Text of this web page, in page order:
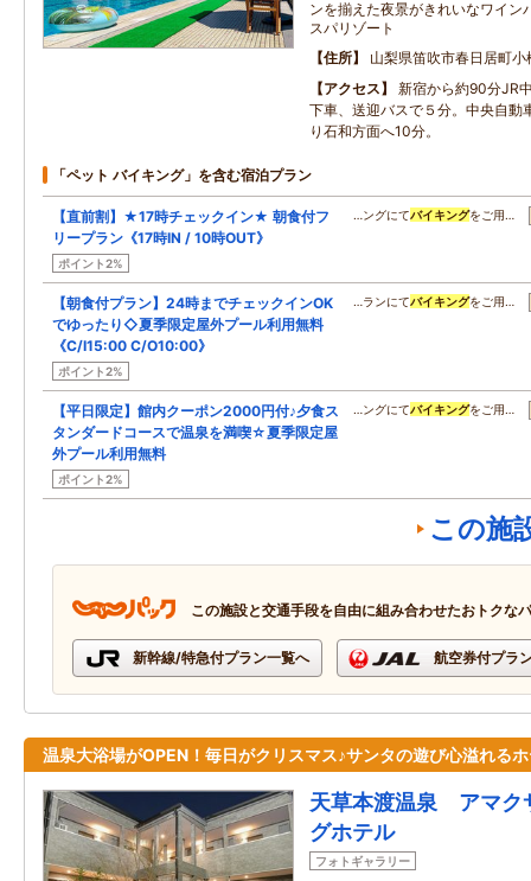
ンを揃えた夜景がきれいなワイン
スパリゾート
住所
山梨県笛吹市春日居町小
アクセス
新宿から約90分JR
下車、送迎バスで５分。中央自動
り石和方面へ10分。
「ペット バイキング」を含む宿泊プラン
【直前割】★17時チェックイン★ 朝食付フ
リープラン《17時IN / 10時OUT》
ポイント2%
…ングにてバイキングをご用…
【朝食付プラン】24時までチェックインOK
でゆったり◇夏季限定屋外プール利用無料
《C/I15:00 C/O10:00》
ポイント2%
…ランにてバイキングをご用…
【平日限定】館内クーポン2000円付♪夕食ス
タンダードコースで温泉を満喫☆夏季限定屋
外プール利用無料
ポイント2%
…ングにてバイキングをご用…
この施
この施設と交通手段を自由に組み合わせたおトクな
新幹線/特急付プラン一覧へ 航空券付プラ
温泉大浴場がOPEN！毎日がクリスマス♪サンタの遊び心溢れる
天草本渡温泉 アマ
グホテル
フォトギャラリー